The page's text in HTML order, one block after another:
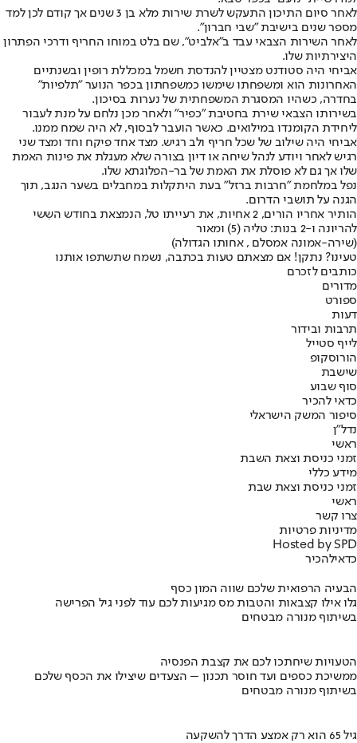
לאחר סיום התיכון התעקש לשרת שירות מלא בן 3 שנים אך קודם לכן למד
מספר שנים בישיבת "שבי חברון".
לאחר השירות הצבאי עבד ב"אלביט", שם בלט במוחו החריף ודרכי הפתרון
היצירתיות שלו.
אביחי היה סטודנט מצטיין להנדסת חשמל במכללת רופין ובשנתיים
האחרונות הוא ומשפחתו שימשו כמשפחתון בכפר הנוער "תלפיות"
בחדרה, כשהיו המסגרת המשפחתית של נערות בסיכון.
בשירותו הצבאי שירת בחטיבת "כפיר" ולאחר מכן נלחם על מנת לעבור
ליחידת הקומנדו במילואים. כאשר הועבר לבסוף, לא היה שמח ממנו.
אביחי היה שילוב של שכל חריף ולב רגיש. מצד אחד פיקח וחד ומצד שני
רגיש לאחר ויודע לנהל שיחה או דיון בצורה שלא מעגלת את פינות האמת
שלו אך גם לא פוסלת את האמת של בר-הפלוגתא שלו.
נפל במלחמת "חרבות ברזל" בעת היתקלות במחבלים בשער הנגב, תוך
הגנה על תושבי הדרום.
הותיר אחריו הורים, 2 אחיות, את רעייתו טל, הנמצאת בחודש השִשי
להריונה ו-2 בנות: טליה (5) ומאור
(שירה-אמונה אמסלם , אחותו הגדולה)
טעינו? נתקן! אם מצאתם טעות בכתבה, נשמח שתשתפו אותנו
כותבים לזכרם
מדורים
ספורט
דעות
תרבות ובידור
לייף סטייל
הורוסקופ
שישבת
סוף שבוע
כדאי להכיר
סיפור המשק הישראלי
נדל"ן
ראשי
זמני כניסת וצאת השבת
מידע כללי
זמני כניסת וצאת שבת
ראשי
צרו קשר
מדיניות פרטיות
Hosted by SPD
כדאילהכיר
הבעיה הרפואית שלכם שווה המון כסף
גלו אילו קצבאות והטבות מס מגיעות לכם עוד לפני גיל הפרישה
בשיתוף מנורה מבטחים
הטעויות שיחתכו לכם את קצבת הפנסיה
ממשיכת כספים ועד חוסר תכנון – הצעדים שיצילו את הכסף שלכם
בשיתוף מנורה מבטחים
גיל 65 הוא רק אמצע הדרך להשקעה